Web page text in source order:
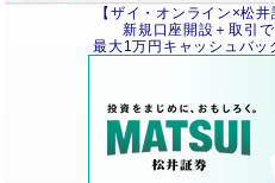
【ザイ・オンライン×松
新規口座開設＋取引
最大1万円キャッシュバ